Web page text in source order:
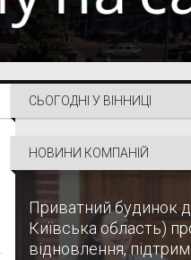
СЬОГОДНІ У ВІННИЦІ
НОВИНИ КОМПАНІЙ
Приватний будинок
Київська область)
відновлення,